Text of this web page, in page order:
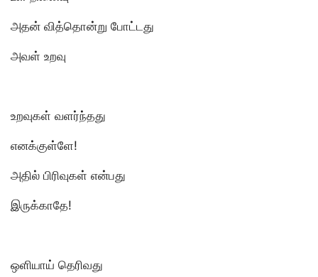
அதன் வித்தொன்று போட்டது
அவள் உறவு
உறவுகள் வளர்ந்தது
எனக்குள்ளே!
அதில் பிரிவுகள் என்பது
இருக்காதே!
ஒளியாய் தெரிவது